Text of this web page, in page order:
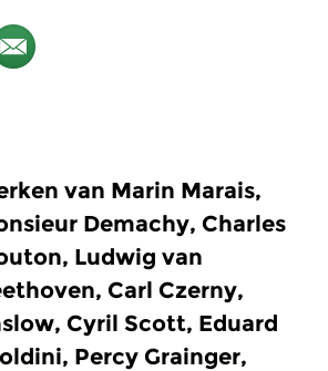
van Marin Marais,
Demachy, Charles
Ludwig van
Carl Czerny,
Cyril Scott, Eduard
Percy Grainger,